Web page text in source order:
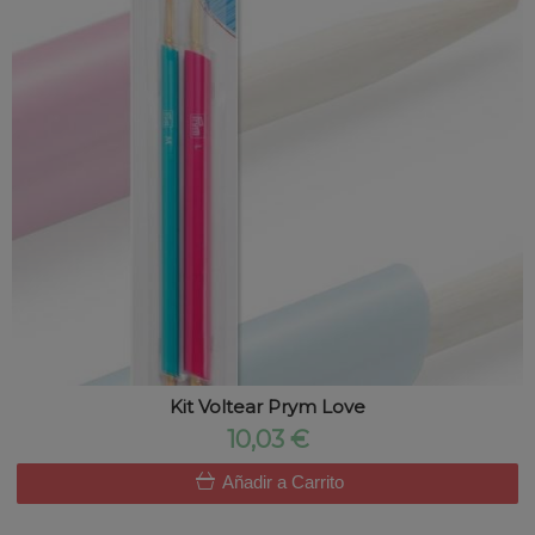
Kit Voltear Prym Love
10,03 €
Añadir a Carrito